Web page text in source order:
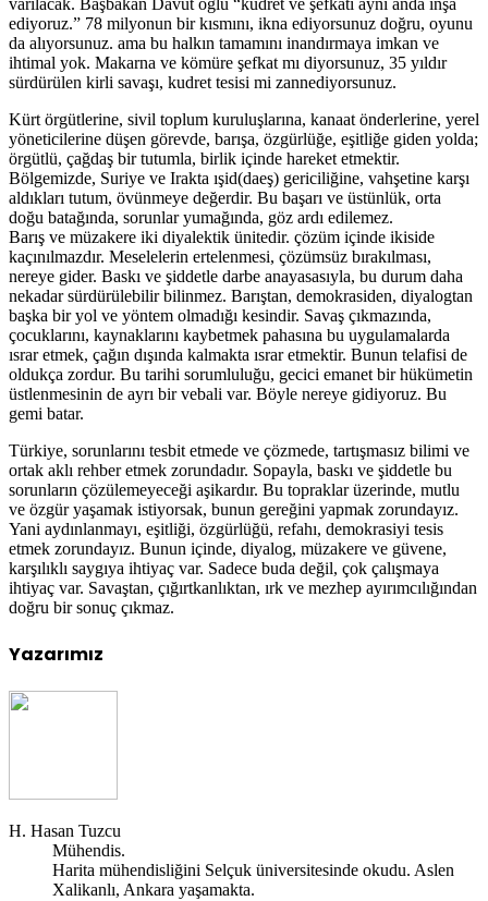
ediyoruz.” 78 milyonun bir kısmını, ikna ediyorsunuz doğru, oyunu
da alıyorsunuz. ama bu halkın tamamını inandırmaya imkan ve
ihtimal yok. Makarna ve kömüre şefkat mı diyorsunuz, 35 yıldır
sürdürülen kirli savaşı, kudret tesisi mi zannediyorsunuz.
Kürt örgütlerine, sivil toplum kuruluşlarına, kanaat önderlerine, yerel
yöneticilerine düşen görevde, barışa, özgürlüğe, eşitliğe giden yolda;
örgütlü, çağdaş bir tutumla, birlik içinde hareket etmektir.
Bölgemizde, Suriye ve Irakta ışid(daeş) gericiliğine, vahşetine karşı
aldıkları tutum, övünmeye değerdir. Bu başarı ve üstünlük, orta
doğu batağında, sorunlar yumağında, göz ardı edilemez.
Barış ve müzakere iki diyalektik ünitedir. çözüm içinde ikiside
kaçınılmazdır. Meselelerin ertelenmesi, çözümsüz bırakılması,
nereye gider. Baskı ve şiddetle darbe anayasasıyla, bu durum daha
nekadar sürdürülebilir bilinmez. Barıştan, demokrasiden, diyalogtan
başka bir yol ve yöntem olmadığı kesindir. Savaş çıkmazında,
çocuklarını, kaynaklarını kaybetmek pahasına bu uygulamalarda
ısrar etmek, çağın dışında kalmakta ısrar etmektir. Bunun telafisi de
oldukça zordur. Bu tarihi sorumluluğu, gecici emanet bir hükümetin
üstlenmesinin de ayrı bir vebali var. Böyle nereye gidiyoruz. Bu
gemi batar.
Türkiye, sorunlarını tesbit etmede ve çözmede, tartışmasız bilimi ve
ortak aklı rehber etmek zorundadır. Sopayla, baskı ve şiddetle bu
sorunların çözülemeyeceği aşikardır. Bu topraklar üzerinde, mutlu
ve özgür yaşamak istiyorsak, bunun gereğini yapmak zorundayız.
Yani aydınlanmayı, eşitliği, özgürlüğü, refahı, demokrasiyi tesis
etmek zorundayız. Bunun içinde, diyalog, müzakere ve güvene,
karşılıklı saygıya ihtiyaç var. Sadece buda değil, çok çalışmaya
ihtiyaç var. Savaştan, çığırtkanlıktan, ırk ve mezhep ayırımcılığından
doğru bir sonuç çıkmaz.
Yazarımız
H. Hasan Tuzcu
Mühendis.
Harita mühendisliğini Selçuk üniversitesinde okudu. Aslen
Xalikanlı, Ankara yaşamakta.